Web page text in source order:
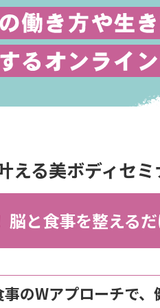
える美ボディセミ
脳と食事を整える
事のWアプローチで